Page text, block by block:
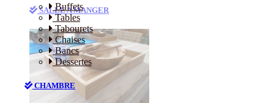
Buffets
Tables
Tabourets
Chaises
Bancs
Dessertes
CHAMBRE
SALLE A MANGER